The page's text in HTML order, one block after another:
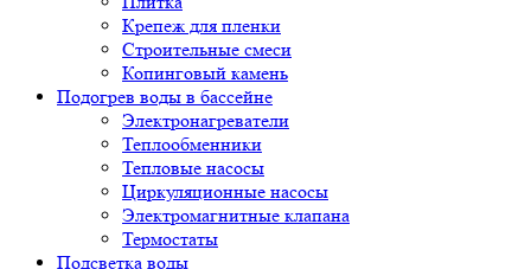
Крепеж для пленки
Строительные смеси
Копинговый камень
Подогрев воды в бассейне
Электронагреватели
Теплообменники
Тепловые насосы
Циркуляционные насосы
Электромагнитные клапана
Термостаты
Подсветка воды